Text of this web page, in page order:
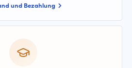
und Bezahlung